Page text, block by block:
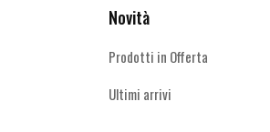
Novità
Prodotti in Offerta
Ultimi arrivi